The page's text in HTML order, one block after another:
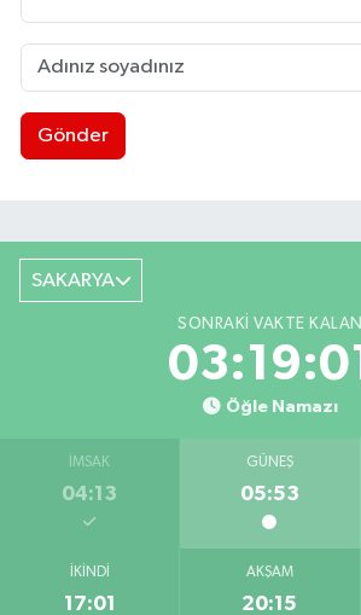
Gönder
SAKARYA
SONRAKI VAKTE KALAN
03:19:01
Öğle Namazı
İMSAK
04:13
GÜNEŞ
05:53
İKINDI
17:01
AKŞAM
20:15